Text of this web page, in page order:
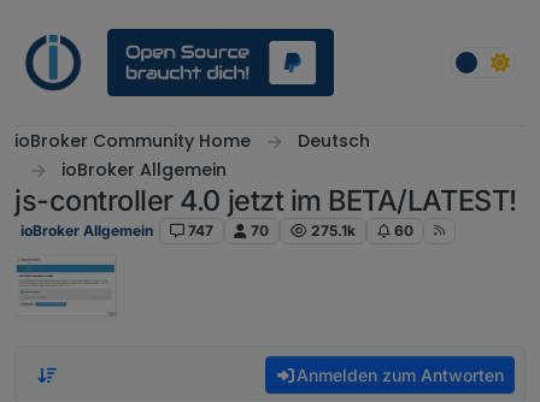
ioBroker Community Home
Deutsch
ioBroker Allgemein
js-controller 4.0 jetzt im BETA/LATEST!
ioBroker Allgemein 747 70 275.1k 60
Anmelden zum Antworten